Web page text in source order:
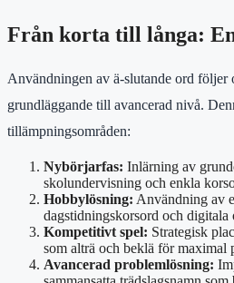
Från korta till långa:
Användningen av ä-slutande ord
grundläggande till avancerad nivå.
tillämpningsområden:
Nybörjarfas: Inlärning av
skolundervisning och enkla
Hobbylösning: Användning av
dagstidningskorsord och digitala
Kompetitivt spel: Strategisk
som alträ och beklä för maximal
Avancerad problemlösning: